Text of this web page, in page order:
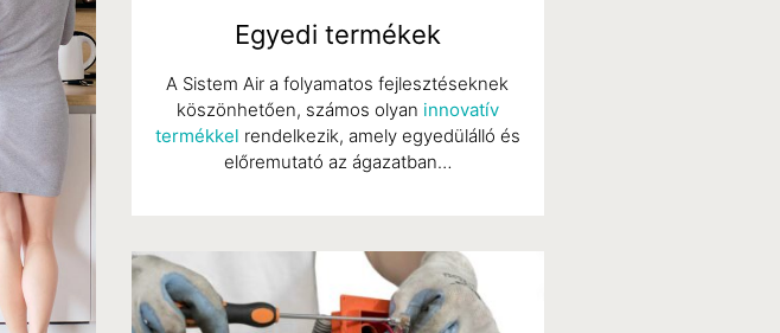
Egyedi termékek
A Sistem Air a folyamatos fejlesztéseknek
köszönhetően, számos olyan innovatív
termékkel rendelkezik, amely egyedülálló és
előremutató az ágazatban…